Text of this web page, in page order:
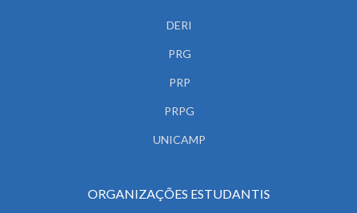
DERI
PRG
PRP
PRPG
UNICAMP
ORGANIZAÇÕES ESTUDANTIS